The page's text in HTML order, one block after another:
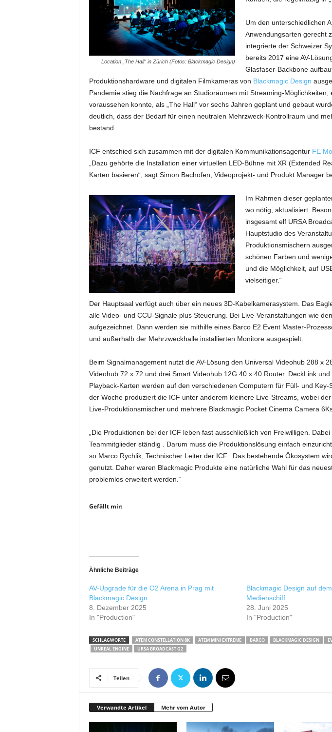
Location „The Hall“ in Zürich (Fotos: Blackmagic Design)
Um den unterschiedlichen
Anwendungsarten gerecht
integrierte der Schweizer
bereits 2017 eine AV-
Glasfaser-Backbone
Produktionshardware und digitalen Filmkameras von Blackmagic Design
Pandemie stieg die Nachfrage an Studioräumen mit Streaming-Möglichkeiten,
voraussehen konnte, als „The Hall“ vor sechs Jahren geplant und gebaut
deutlich, dass der Bedarf für einen neutralen Mehrzweck-Kontrollraum und
bestand.
ICF entschied sich zusammen mit der digitalen Kommunikationsagentur FE
„Dazu gehörte die Installation einer virtuellen LED-Bühne mit XR (Extended
Karten basieren“, sagt Simon Bachofen, Videoprojekt- und Produkt Manager
Im Rahmen dieser
wo nötig, aktualisiert.
insgesamt elf URSA
Hauptstudio des
Produktionsmischern
schönen Farben und
und die Möglichkeit, auf
vielseitiger.“
Der Hauptsaal verfügt auch über ein neues 3D-Kabelkamerasystem. Das
alle Video- und CCU-Signale plus Steuerung. Bei Live-Veranstaltungen wie
aufgezeichnet. Dann werden sie mithilfe eines Barco E2 Event Master-
und außerhalb der Mehrzweckhalle installierten Monitore ausgespielt.
Beim Signalmanagement nutzt die AV-Lösung den Universal Videohub 288 x
Videohub 72 x 72 und drei Smart Videohub 12G 40 x 40 Router. DeckLink
Playback-Karten werden auf den verschiedenen Computern für Füll- und Key-
der Woche produziert die ICF unter anderem kleinere Live-Streams, wobei
Live-Produktionsmischer und mehrere Blackmagic Pocket Cinema Camera
„Die Produktionen bei der ICF leben fast ausschließlich von Freiwilligen.
Teammitglieder ständig . Darum muss die Produktionslösung einfach
so Marco Rychlik, Technischer Leiter der ICF. „Das bestehende Ökosystem
genutzt. Daher waren Blackmagic Produkte eine natürliche Wahl für das
problemlos erweitert werden.“
Gefällt mir:
Ähnliche Beiträge
AV-Upgrade für die O2 Arena in Prag mit
Blackmagic Design
8. Dezember 2025
In "Production"
Blackmagic Design auf
Medienschiff
28. Juni 2025
In "Production"
SCHLAGWORTE ATEM CONSTELLATION 8K ATEM MINI EXTREME BARCO BLACKMAGIC DESIGN
UNREAL ENGINE
URSA BROADCAST G2
Teilen
Verwandte Artikel Mehr vom Autor